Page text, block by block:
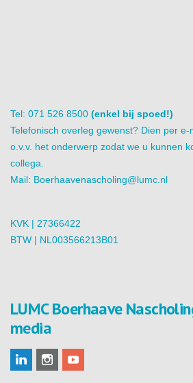
Tel: 071 526 8500 (enkel bij spoed!)
Telefonisch overleg gewenst? Dien per
o.v.v. het onderwerp zodat we u kunnen
collega.
Mail: Boerhaavenascholing@lumc.nl
KVK | 27366422
BTW | NL003566213B01
LUMC Boerhaave
media